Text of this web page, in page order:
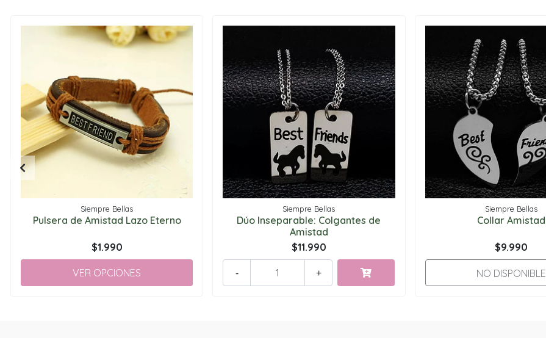
Siempre Bellas
Pulsera de Amistad Lazo Eterno
$1.990
VER OPCIONES
Siempre Bellas
Dúo Inseparable: Colgantes de
Amistad
$11.990
+
-
Siempre Bellas
Collar Amistad
$9.990
NO DISPONIBLE